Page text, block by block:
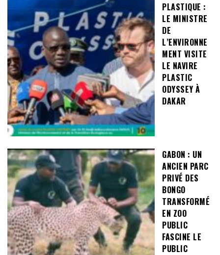
PLASTIQUE :
LE MINISTRE
DE
L’ENVIRONNE
MENT VISITE
LE NAVIRE
PLASTIC
ODYSSEY À
DAKAR
GABON : UN
ANCIEN PARC
PRIVÉ DES
BONGO
TRANSFORMÉ
EN ZOO
PUBLIC
FASCINE LE
PUBLIC